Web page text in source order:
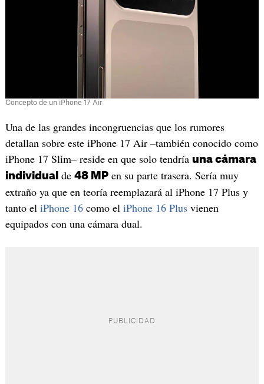
Concepto de un iPhone 17 Air
Una de las grandes incongruencias que los rumores
detallan sobre este iPhone 17 Air –también conocido como
iPhone 17 Slim– reside en que solo tendría una cámara
individual de 48 MPen su parte trasera. Sería muy
extraño ya que en teoría reemplazará al iPhone 17 Plus y
tanto el iPhone 16como el iPhone 16 Plusvienen
equipados con una cámara dual.